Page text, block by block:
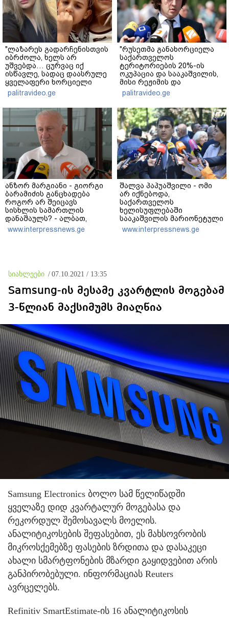
"ლაზარეს გადარჩენისთვის
იბრძოლა, ხელს არ
უშვებდა… ცურვაც იქ
ისწავლე, სადაც დაასრულე
ყველაფერი ხორციელი
ცხოვრებიდან" – რას წერს
ხობში დაღუპული დედა-
შვილის ახლობელი?
palitravideo.ge
"რუსეთმა განახორციელა
საქართველოს
ტერიტორიების 20%-ის
ოკუპაცია და სააკაშვილის,
მისი რეჟიმის და
"ნაცმოძრაობის" ღალატი
ვერანაირად ვერ
გადაფარავს ამ
დანაშაულს" - ირაკლი
კობახიძე
palitravideo.ge
ანზორ მარგიანი - გიორგი
ბარამიძის განცხადება
როგორ არ შეიცავს
სისხლის სამართლის
დანაშაულს? - ალბათ,
დავალება ჰქონდა
ვიღაცისგან, თორემ როგორ
www.interpressnews.ge
შალვა პაპუაშვილი - ომი
არ იქნებოდა,
საქართველოს
ხელისუფლებაში
სააკაშვილის მარიონეტული
რეჟიმის ნაცვლად
„ქართული ოცნების“
www.interpressnews.ge
სიახლეები / 07.10.2021 / 13:35
Samsung-ის მესამე კვარტლის მოგებამ
3-წლიან მაქსიმუმს მიაღწია
Samsung Electronics ბოლო სამ წელიწადში
ყველაზე დიდ კვარტალურ მოგებასა და
რეკორდულ შემოსავალს მოელის.
ანალიტიკოსების შეფასებით, ეს მახსოვრობის
მიკროსქემებზე ფასების ზრდითა და დასაკეცი
ახალი სმარტფონების მზარდი გაყიდვებით არის
განპირობებული. ინფორმაციას Reuters
ავრცელებს.
Refinitiv SmartEstimate-ის 16 ანალიტიკოსის